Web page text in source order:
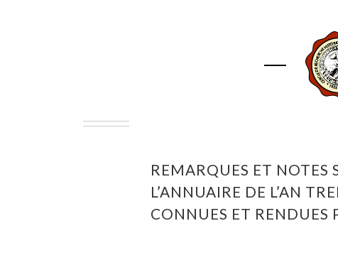
REMARQUES ET NOTES
L’ANNUAIRE DE L’AN
CONNUES ET RENDUES